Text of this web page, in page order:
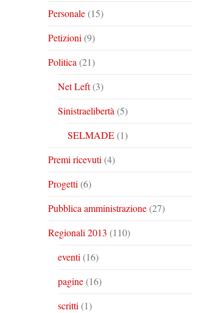
Personale(15)
Petizioni (9)
Politica (21)
Net Left(3)
Sinistraelibertà (5)
SELMADE(1)
Premi ricevuti (4)
Progetti (6)
Pubblica amministrazione(27)
Regionali 2013 (110)
eventi (16)
pagine(16)
scritti (1)